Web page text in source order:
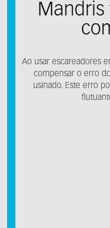
Mandris
Ao usar escareadores
compensar o erro
usinado. Este erro